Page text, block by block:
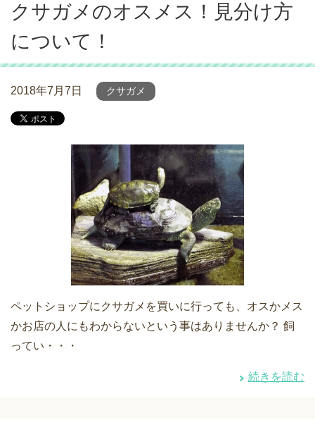
クサガメのオスメス！見分け方
について！
2018年7月7日 クサガメ
ペットショップにクサガメを買いに行っても、オスかメス
かお店の人にもわからないという事はありませんか？ 飼
ってい・・・
続きを読む